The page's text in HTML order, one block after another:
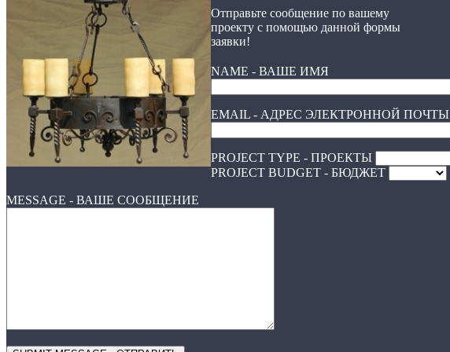
Отправьте сообщение по вашему
проекту с помощью данной формы
заявки!
NAME - ВАШЕ ИМЯ
EMAIL - АДРЕС ЭЛЕКТРОННОЙ ПОЧТЫ
PROJECT TYPE - ПРОЕКТЫ
PROJECT BUDGET - БЮДЖЕТ
MESSAGE - ВАШЕ СООБЩЕНИЕ